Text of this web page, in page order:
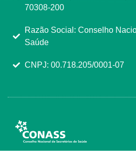
70308-200
Razão Social: Conselho
Saúde
CNPJ: 00.718.205/0001-07